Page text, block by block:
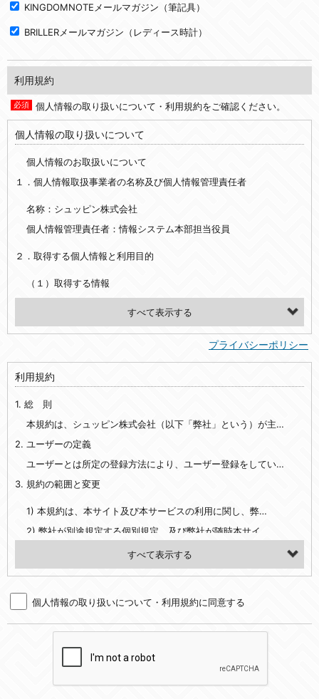
KINGDOMNOTEメールマガジン（筆記具）
BRILLERメールマガジン（レディース時計）
利用規約
個人情報の取り扱いについて・利用規約をご確認ください。
個人情報の取り扱いについて
個人情報のお取扱いについて
１．個人情報取扱事業者の名称及び個人情報管理責任者
名称：シュッピン株式会社
個人情報管理責任者：情報システム本部担当役員
２．取得する個人情報と利用目的
（１）取得する情報
【シュッピン会員共通でご登録いただく情報】
・必須登録：氏名、生年月日、性別、住所、電話番号、メールアドレス、パスワード
・任意登録：ニックネーム、プロフィール画像、希望するメールマガジンの種類
【当社サービスをご利用時に当社が取得またはご提供いただく情報】
・法律上の要請等により、本人確認を行うための本人確認書類（運転免許証、健康保険証、住民票の写し等）、および当該書類に含まれる情報
・当社サービスのご利用履歴
・当社ウェブサイト・サービス内のクッキー情報
【外部サービスアカウントを利用される場合】
会員登録時にソーシャルネットワーキングサービス等の外部サービスとの連携を許可した場合には、その許可の際にご同意いただいた内容に基づき、当該外部サービスでユーザーが利用するIDおよび当該外部サービスのプライバシー設定によりお客様が当社に開示を認めた情報について取得いたします
・EVERYBODY×PHOTOGRAPHER.comのフォトシェアリングサービス運営のため
３．個人情報の第三者提供と委託
プライバシーポリシー
利用規約
1. 総 則
本規約は、シュッピン株式会社（以下「弊社」という）が主催・運営するインターネット上のWebサイト『mapcamera.com』（以下「本サイト」という）及び本サイトを通じて提供されるサービス（以下「本サービス」といいます）をご利用いただく際の、ユーザーと弊社間の一切の関係に適用されます。
2. ユーザーの定義
ユーザーとは所定の登録方法により、ユーザー登録をしていただいた方をいいます。
3. 規約の範囲と変更
1) 本規約は、本サイト及び本サービスの利用に関し、弊社及び全てのユーザーに適用されます。>
4. ユーザーの登録内容について
2) ユーザーが本サイト内で第三者のユーザーID、パスワード、メールアドレス及びこれに伴う個人情報を知り得た場合には、速やかに弊社に届け出るものとします。
個人情報の取り扱いについて・利用規約に同意する